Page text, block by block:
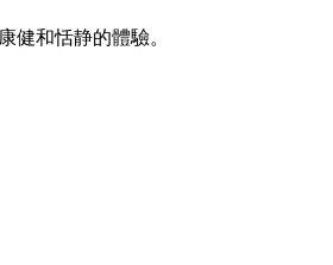
健和恬静的體驗。